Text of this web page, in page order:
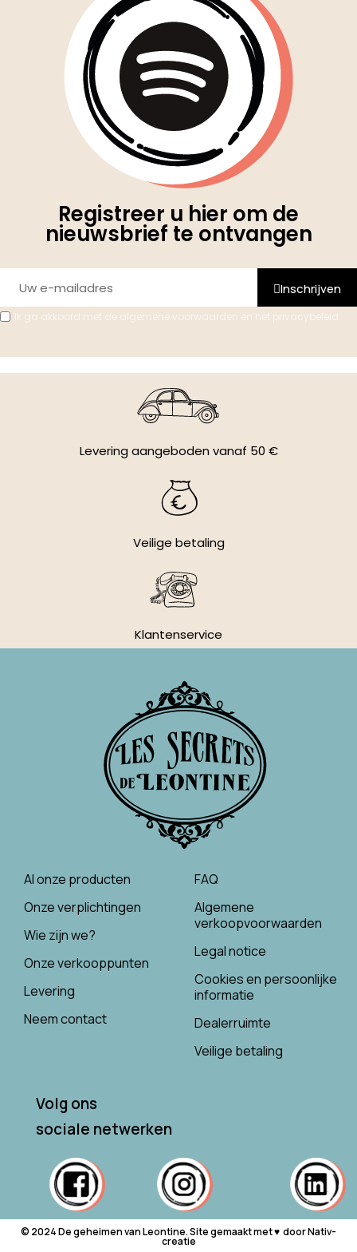
Registreer u hier om de
nieuwsbrief te ontvangen
Inschrijven
Ik ga akkoord met de algemene voorwaarden en het privacybeleid
Levering aangeboden vanaf 50 €
Veilige betaling
Klantenservice
Al onze producten
Onze verplichtingen
Wie zijn we?
Onze verkooppunten
Levering
Neem contact
FAQ
Algemene
verkoopvoorwaarden
Legal notice
Cookies en persoonlijke
informatie
Dealerruimte
Veilige betaling
Volg ons
sociale netwerken
© 2024 De geheimen van Leontine. Site gemaakt met ♥ ︎ door Nativ-
creatie